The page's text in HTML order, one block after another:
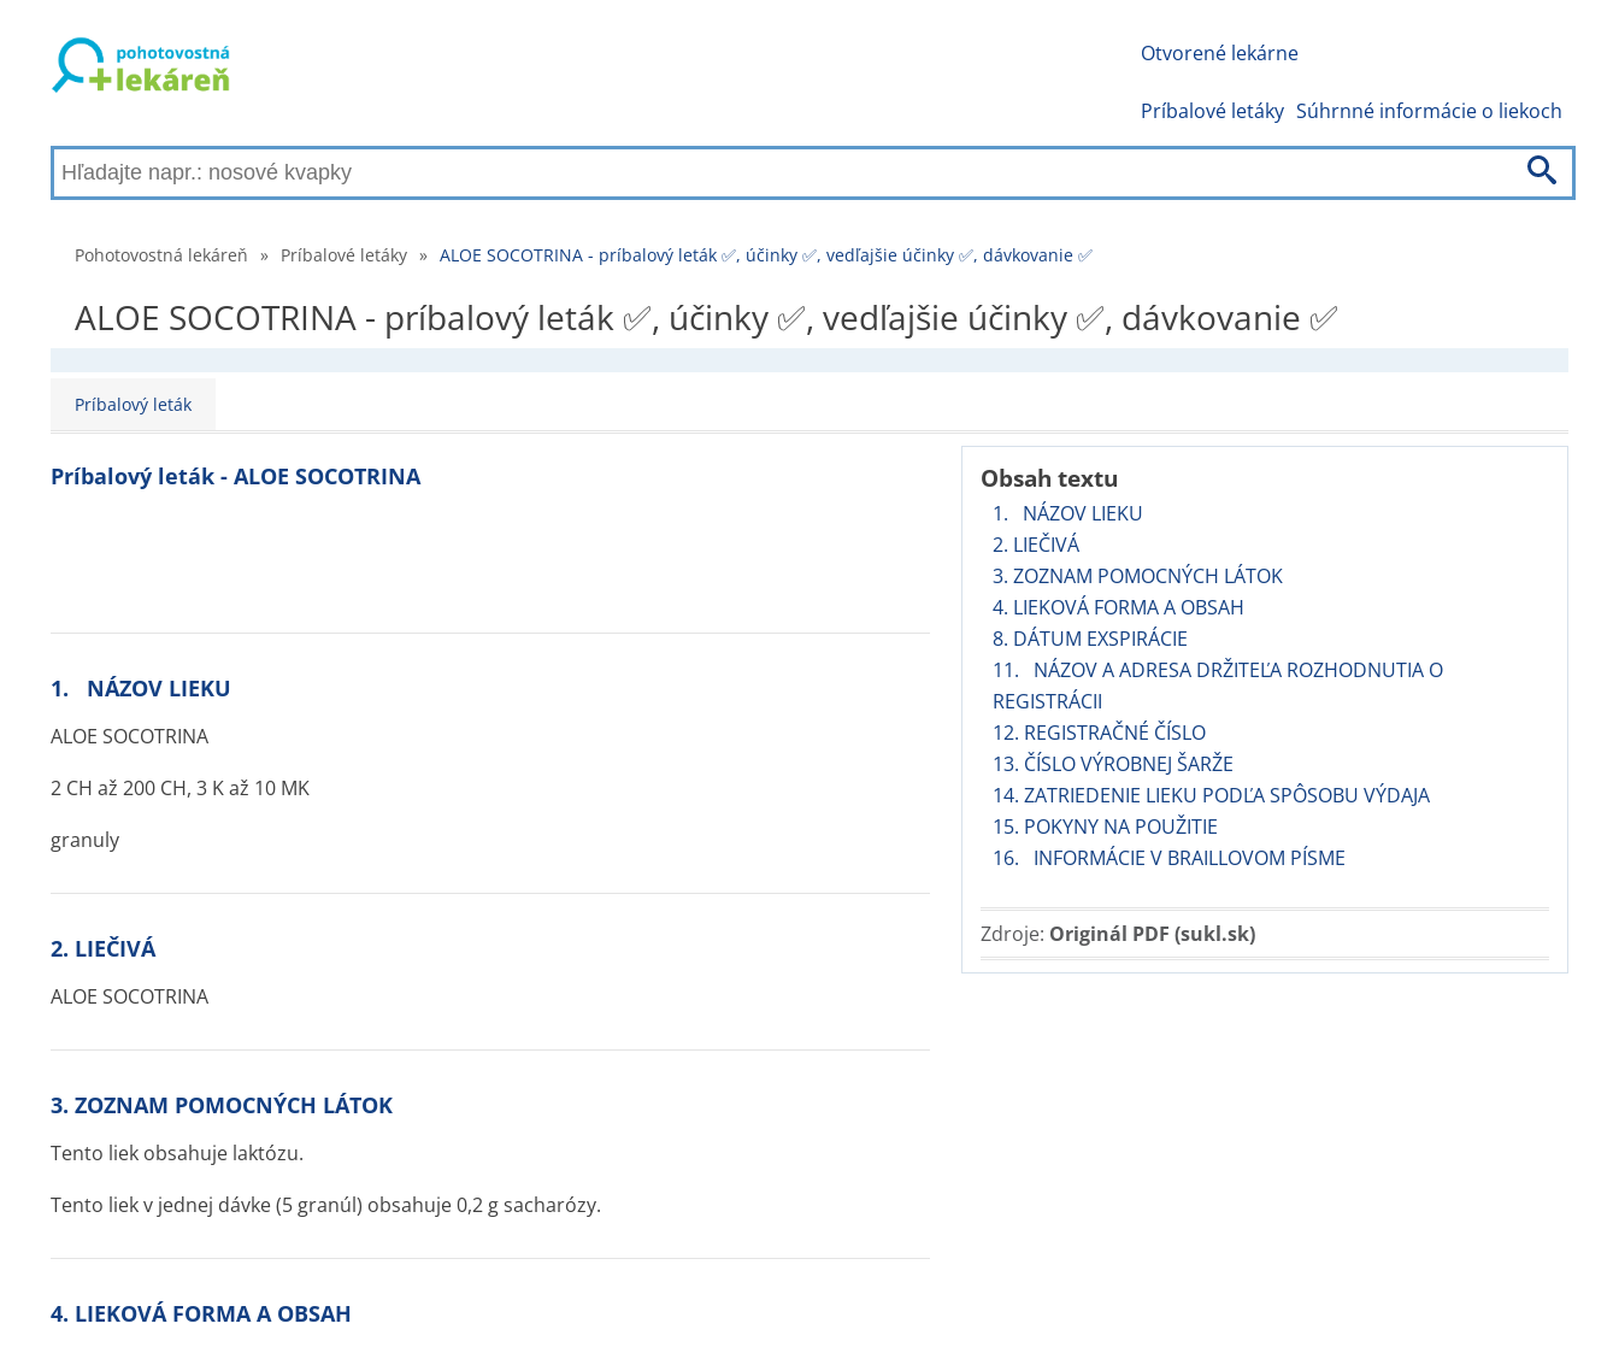
Otvorené lekárne
Príbalové letáky Súhrnné informácie o liekoch
Pohotovostná lekáreň » Príbalové letáky » ALOE SOCOTRINA - príbalový leták ✅, účinky ✅, vedľajšie účinky ✅, dávkovanie ✅
ALOE SOCOTRINA - príbalový leták ✅, účinky ✅, vedľajšie účinky ✅, dávkovanie ✅
Príbalový leták
Obsah textu
1. NÁZOV LIEKU
2. LIEČIVÁ
3. ZOZNAM POMOCNÝCH LÁTOK
4. LIEKOVÁ FORMA A OBSAH
8. DÁTUM EXSPIRÁCIE
11. NÁZOV A ADRESA DRŽITEĽA ROZHODNUTIA O
REGISTRÁCII
12. REGISTRAČNÉ ČÍSLO
13. ČÍSLO VÝROBNEJ ŠARŽE
14. ZATRIEDENIE LIEKU PODĽA SPÔSOBU VÝDAJA
15. POKYNY NA POUŽITIE
16. INFORMÁCIE V BRAILLOVOM PÍSME
Zdroje: Originál PDF (sukl.sk)
Príbalový leták - ALOE SOCOTRINA
1. NÁZOV LIEKU
ALOE SOCOTRINA
2 CH až 200 CH, 3 K až 10 MK
granuly
2. LIEČIVÁ
ALOE SOCOTRINA
3. ZOZNAM POMOCNÝCH LÁTOK
Tento liek obsahuje laktózu.
Tento liek v jednej dávke (5 granúl) obsahuje 0,2 g sacharózy.
4. LIEKOVÁ FORMA A OBSAH